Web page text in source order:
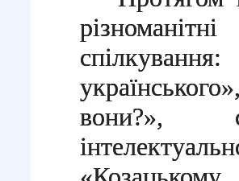
вони?»,